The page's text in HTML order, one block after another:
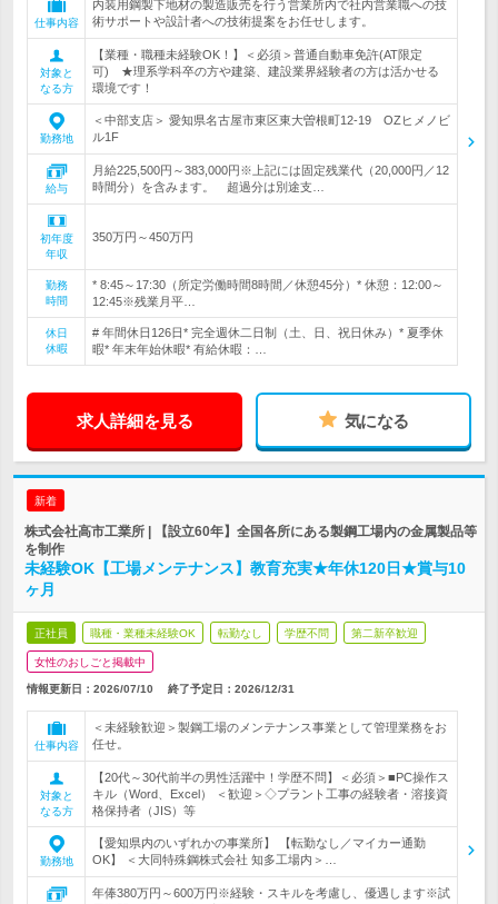
仕事内容
内装用鋼製下地材の製造販売を行う営業所内で社内営業職への技
術サポートや設計者への技術提案をお任せします。
対象と
なる方
【業種・職種未経験OK！】＜必須＞普通自動車免許(AT限定
可) ★理系学科卒の方や建築、建設業界経験者の方は活かせる
環境です！
勤務地
＜中部支店＞ 愛知県名古屋市東区東大曽根町12-19 OZヒメノビ
ル1F
給与
月給225,500円～383,000円※上記には固定残業代（20,000円／12
時間分）を含みます。 超過分は別途支…
初年度
年収
350万円～450万円
勤務
時間
* 8:45～17:30（所定労働時間8時間／休憩45分）* 休憩：12:00～
12:45※残業月平…
休日
休暇
# 年間休日126日* 完全週休二日制（土、日、祝日休み）* 夏季休
暇* 年末年始休暇* 有給休暇：…
求人詳細を見る 気になる
新着
株式会社高市工業所 | 【設立60年】全国各所にある製鋼工場内の金属製品等
を制作
未経験OK【工場メンテナンス】教育充実★年休120日★賞与10
ヶ月
正社員 職種・業種未経験OK 転勤なし 学歴不問 第二新卒歓迎
女性のおしごと掲載中
情報更新日：2026/07/10 終了予定日： 2026/12/31
仕事内容
＜未経験歓迎＞製鋼工場のメンテナンス事業として管理業務をお
任せ。
対象と
なる方
【20代～30代前半の男性活躍中！学歴不問】＜必須＞■PC操作ス
キル（Word、Excel） ＜歓迎＞◇プラント工事の経験者・溶接資
格保持者（JIS）等
勤務地
【愛知県内のいずれかの事業所】 【転勤なし／マイカー通勤
OK】 ＜大同特殊鋼株式会社 知多工場内＞…
年俸380万円～600万円※経験・スキルを考慮し、優遇します※試